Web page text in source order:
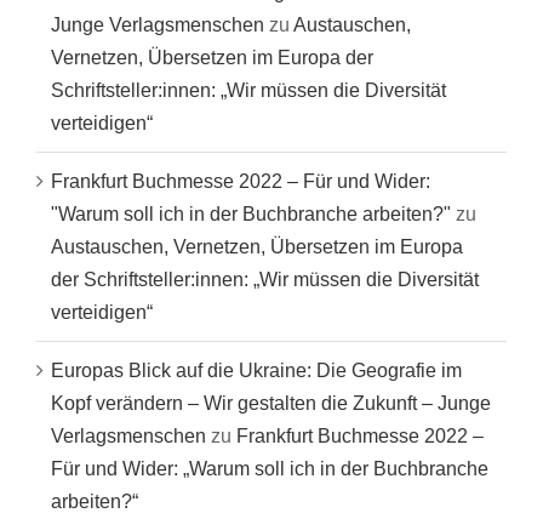
Junge Verlagsmenschen zu Austauschen,
Vernetzen, Übersetzen im Europa der
Schriftsteller:innen: „Wir müssen die Diversität
verteidigen“
Frankfurt Buchmesse 2022 – Für und Wider:
"Warum soll ich in der Buchbranche arbeiten?" zu
Austauschen, Vernetzen, Übersetzen im Europa
der Schriftsteller:innen: „Wir müssen die Diversität
verteidigen“
Europas Blick auf die Ukraine: Die Geografie im
Kopf verändern – Wir gestalten die Zukunft – Junge
Verlagsmenschen zu Frankfurt Buchmesse 2022 –
Für und Wider: „Warum soll ich in der Buchbranche
arbeiten?“